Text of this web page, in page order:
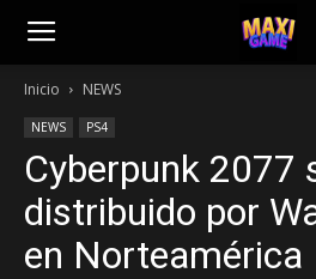
Inicio NEWS
NEWS PS4
Cyberpunk 2077
distribuido por
en Norteamérica